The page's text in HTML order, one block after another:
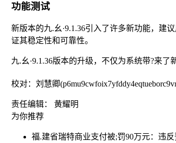
功能测试
新版本的九.幺·9.1.36引入了许多新功能，建
证其稳定性和可靠性。
九.幺·9.1.36版本的升级，不仅为系统带?来
校对：刘慧卿
责任编辑： 黄耀明
为你推荐
福.建省瑞特商业支付被;罚90万元：违